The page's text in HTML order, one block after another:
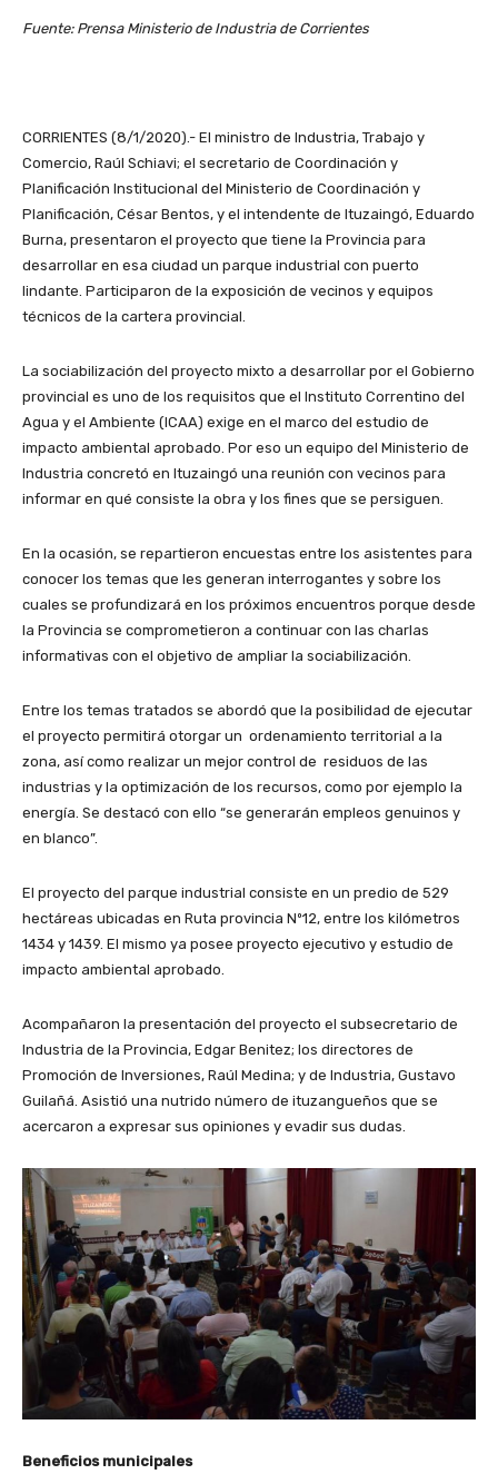
Fuente: Prensa Ministerio de Industria de Corrientes
CORRIENTES (8/1/2020).- El ministro de Industria, Trabajo y
Comercio, Raúl Schiavi; el secretario de Coordinación y
Planificación Institucional del Ministerio de Coordinación y
Planificación, César Bentos, y el intendente de Ituzaingó, Eduardo
Burna, presentaron el proyecto que tiene la Provincia para
desarrollar en esa ciudad un parque industrial con puerto
lindante. Participaron de la exposición de vecinos y equipos
técnicos de la cartera provincial.
La sociabilización del proyecto mixto a desarrollar por el Gobierno
provincial es uno de los requisitos que el Instituto Correntino del
Agua y el Ambiente (ICAA) exige en el marco del estudio de
impacto ambiental aprobado. Por eso un equipo del Ministerio de
Industria concretó en Ituzaingó una reunión con vecinos para
informar en qué consiste la obra y los fines que se persiguen.
En la ocasión, se repartieron encuestas entre los asistentes para
conocer los temas que les generan interrogantes y sobre los
cuales se profundizará en los próximos encuentros porque desde
la Provincia se comprometieron a continuar con las charlas
informativas con el objetivo de ampliar la sociabilización.
Entre los temas tratados se abordó que la posibilidad de ejecutar
el proyecto permitirá otorgar un ordenamiento territorial a la
zona, así como realizar un mejor control de residuos de las
industrias y la optimización de los recursos, como por ejemplo la
energía. Se destacó con ello “se generarán empleos genuinos y
en blanco”.
El proyecto del parque industrial consiste en un predio de 529
hectáreas ubicadas en Ruta provincia Nº12, entre los kilómetros
1434 y 1439. El mismo ya posee proyecto ejecutivo y estudio de
impacto ambiental aprobado.
Acompañaron la presentación del proyecto el subsecretario de
Industria de la Provincia, Edgar Benitez; los directores de
Promoción de Inversiones, Raúl Medina; y de Industria, Gustavo
Guilañá. Asistió una nutrido número de ituzangueños que se
acercaron a expresar sus opiniones y evadir sus dudas.
Beneficios municipales